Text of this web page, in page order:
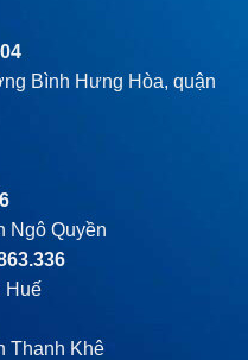
Bình Hưng Hòa, quận
Ngô Quyền
Huế
Thanh Khê